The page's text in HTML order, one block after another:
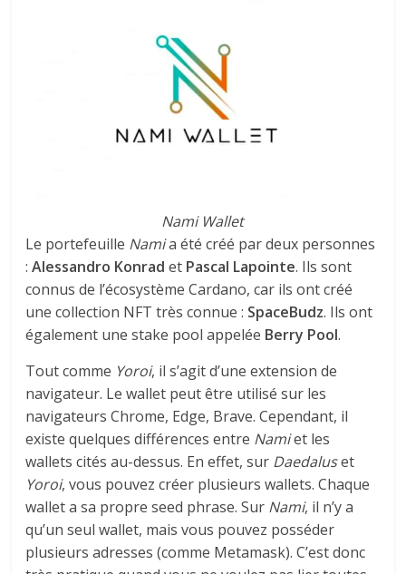
Nami Wallet
Le portefeuille Namia été créé par deux personnes
:Alessandro Konrad et Pascal Lapointe. Ils sont
connus de l’écosystème Cardano, car ils ont créé
une collection NFT très connue : SpaceBudz. Ils ont
également une stake pool appelée Berry Pool.
Tout comme Yoroi, il s’agit d’une extension de
navigateur. Le wallet peut être utilisé sur les
navigateurs Chrome, Edge, Brave. Cependant, il
existe quelques différences entre Namiet les
wallets cités au-dessus. En effet, sur Daedaluset
Yoroi, vous pouvez créer plusieurs wallets. Chaque
wallet a sa propre seed phrase. Sur Nami, il n’y a
qu’un seul wallet, mais vous pouvez posséder
plusieurs adresses (comme Metamask). C’est donc